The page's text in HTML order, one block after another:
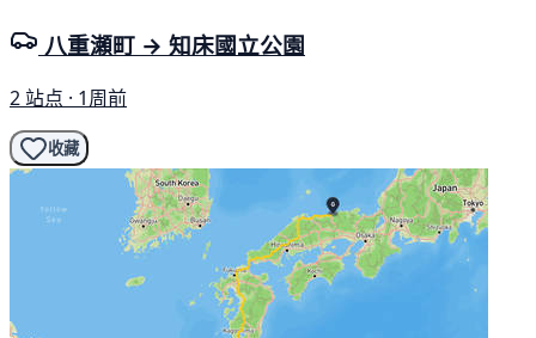
八重瀬町 → 知床國立公園
2 站点 · 1周前
收藏